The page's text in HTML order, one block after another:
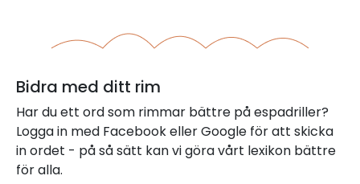
Bidra med ditt rim
Har du ett ord som rimmar bättre på espadriller?
Logga in med Facebook eller Google för att skicka
in ordet - på så sätt kan vi göra vårt lexikon bättre
för alla.